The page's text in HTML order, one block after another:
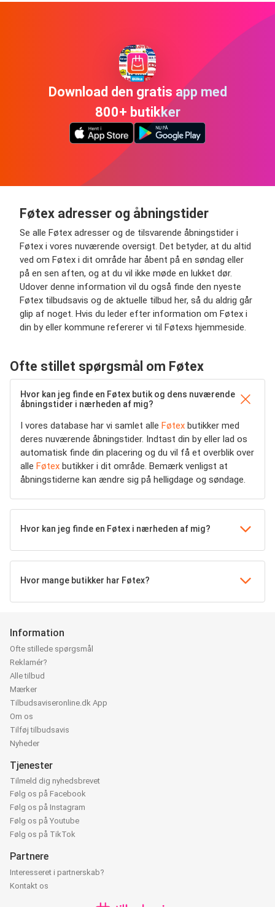
Download den gratis app med
800+ butikker
Føtex adresser og åbningstider
Se alle Føtex adresser og de tilsvarende åbningstider i
Føtex i vores nuværende oversigt. Det betyder, at du altid
ved om Føtex i dit område har åbent på en søndag eller
på en sen aften, og at du vil ikke møde en lukket dør.
Udover denne information vil du også finde den nyeste
Føtex tilbudsavis og de aktuelle tilbud her, så du aldrig går
glip af noget. Hvis du leder efter information om Føtex i
din by eller kommune refererer vi til Føtexs hjemmeside.
Ofte stillet spørgsmål om Føtex
Hvor kan jeg finde en Føtex butik og dens nuværende
åbningstider i nærheden af mig?
I vores database har vi samlet alle Føtex butikker med
deres nuværende åbningstider. Indtast din by eller lad os
automatisk finde din placering og du vil få et overblik over
alle Føtex butikker i dit område. Bemærk venligst at
åbningstiderne kan ændre sig på helligdage og søndage.
Hvor kan jeg finde en Føtex i nærheden af mig?
Hvor mange butikker har Føtex?
Information
Ofte stillede spørgsmål
Reklamér?
Alle tilbud
Mærker
Tilbudsaviseronline.dk App
Om os
Tilføj tilbudsavis
Nyheder
Tjenester
Tilmeld dig nyhedsbrevet
Følg os på Facebook
Følg os på Instagram
Følg os på Youtube
Følg os på TikTok
Partnere
Interesseret i partnerskab?
Kontakt os